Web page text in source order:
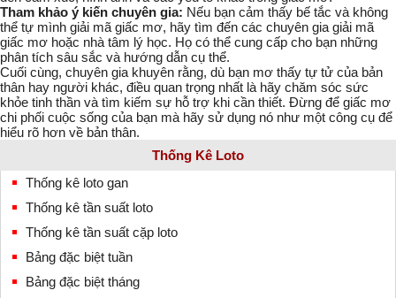
Tham khảo ý kiến chuyên gia: Nếu bạn cảm thấy bế tắc và không
thể tự mình giải mã giấc mơ, hãy tìm đến các chuyên gia giải mã
giấc mơ hoặc nhà tâm lý học. Họ có thể cung cấp cho bạn những
phân tích sâu sắc và hướng dẫn cụ thể.
Cuối cùng, chuyên gia khuyên rằng, dù bạn mơ thấy tự tử của bản
thân hay người khác, điều quan trọng nhất là hãy chăm sóc sức
khỏe tinh thần và tìm kiếm sự hỗ trợ khi cần thiết. Đừng để giấc mơ
chi phối cuộc sống của bạn mà hãy sử dụng nó như một công cụ để
hiểu rõ hơn về bản thân.
Thống Kê Loto
Thống kê loto gan
Thống kê tần suất loto
Thống kê tần suất cặp loto
Bảng đặc biệt tuần
Bảng đặc biệt tháng